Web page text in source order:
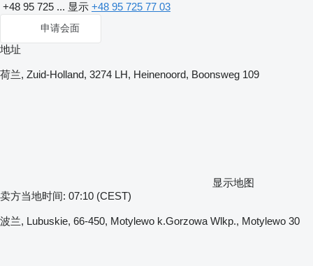
+48 95 725 ... 显示 +48 95 725 77 03
申请会面
地址
荷兰, Zuid-Holland, 3274 LH, Heinenoord, Boonsweg 109
显示地图
卖方当地时间: 07:10 (CEST)
波兰, Lubuskie, 66-450, Motylewo k.Gorzowa Wlkp., Motylewo 30